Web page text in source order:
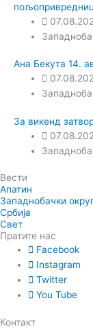
Ана Бекута 14.
За викенд
Вести
Апатин
Западнобачки
Србија
Свет
Пратите нас
Facebook
Instagram
Twitter
You Tube
Контакт